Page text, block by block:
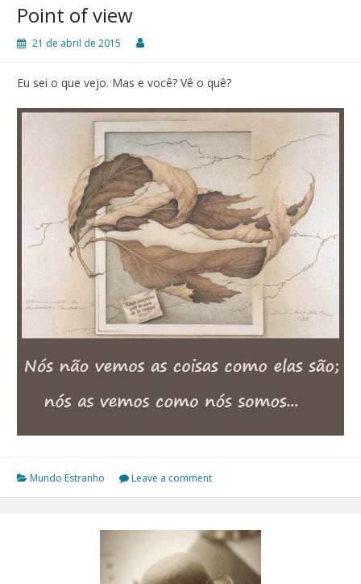
Point of view
21 de abril de 2015
Eu sei o que vejo. Mas e você? Vê o quê?
Mundo Estranho Leave a comment